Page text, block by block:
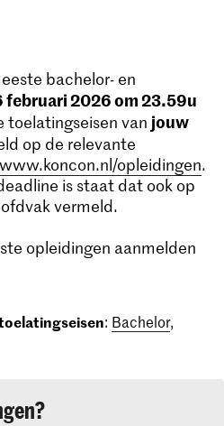
bachelor- en
februari 2026 om 23.59u
toelatingseisen van jouw
op de relevante
www.koncon.nl/opleidingen.
is staat dat ook op
vermeld.
opleidingen aanmelden
: Bachelor,